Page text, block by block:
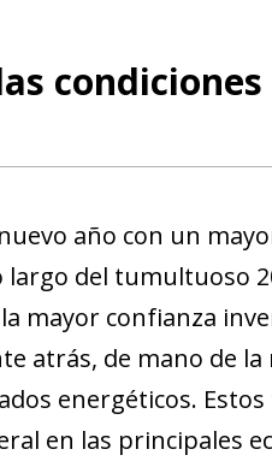
año con un
del tumultuoso
mayor confianza
atrás, de mano de
energéticos.
en las principales